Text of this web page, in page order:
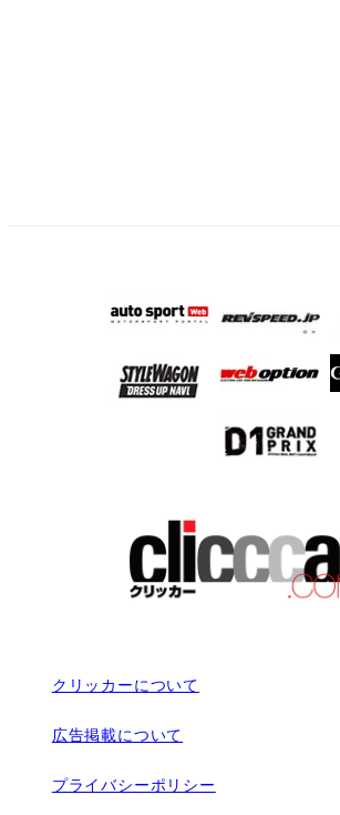
クリッカーについて
広告掲載について
プライバシーポリシー